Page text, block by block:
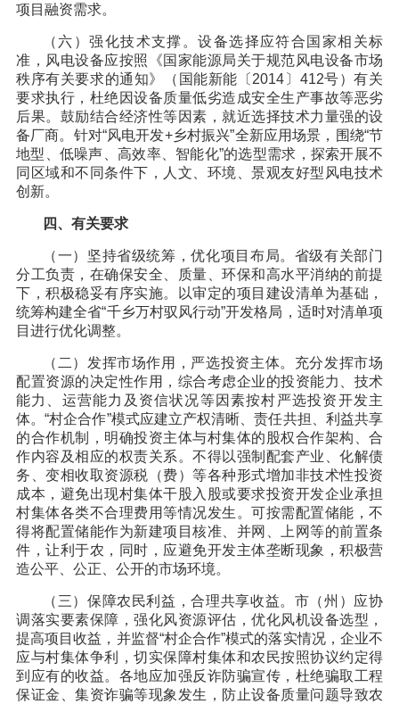
项目融资需求。
（六）强化技术支撑。设备选择应符合国家相关标
准，风电设备应按照《国家能源局关于规范风电设备市场
秩序有关要求的通知》（国能新能〔2014〕412号）有关
要求执行，杜绝因设备质量低劣造成安全生产事故等恶劣
后果。鼓励结合经济性等因素，就近选择技术力量强的设
备厂商。针对“风电开发+乡村振兴”全新应用场景，围绕“节
地型、低噪声、高效率、智能化”的选型需求，探索开展不
同区域和不同条件下，人文、环境、景观友好型风电技术
创新。
四、有关要求
（一）坚持省级统筹，优化项目布局。省级有关部门
分工负责，在确保安全、质量、环保和高水平消纳的前提
下，积极稳妥有序实施。以审定的项目建设清单为基础，
统筹构建全省“千乡万村驭风行动”开发格局，适时对清单项
目进行优化调整。
（二）发挥市场作用，严选投资主体。充分发挥市场
配置资源的决定性作用，综合考虑企业的投资能力、技术
能力、运营能力及资信状况等因素按村严选投资开发主
体。“村企合作”模式应建立产权清晰、责任共担、利益共享
的合作机制，明确投资主体与村集体的股权合作架构、合
作内容及相应的权责关系。不得以强制配套产业、化解债
务、变相收取资源税（费）等各种形式增加非技术性投资
成本，避免出现村集体干股入股或要求投资开发企业承担
村集体各类不合理费用等情况发生。可按需配置储能，不
得将配置储能作为新建项目核准、并网、上网等的前置条
件，让利于农，同时，应避免开发主体垄断现象，积极营
造公平、公正、公开的市场环境。
（三）保障农民利益，合理共享收益。市（州）应协
调落实要素保障，强化风资源评估，优化风机设备选型，
提高项目收益，并监督“村企合作”模式的落实情况，企业不
应与村集体争利，切实保障村集体和农民按照协议约定得
到应有的收益。各地应加强反诈防骗宣传，杜绝骗取工程
保证金、集资诈骗等现象发生，防止设备质量问题导致农